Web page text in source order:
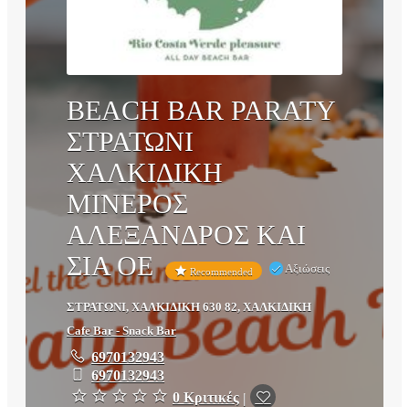
BEACH BAR PARATY
ΣΤΡΑΤΩΝΙ
ΧΑΛΚΙΔΙΚΗ
ΜΙΝΕΡΟΣ
ΑΛΕΞΑΝΔΡΟΣ ΚΑΙ
ΣΙΑ ΟΕ
Recommended Αξιώσεις
ΣΤΡΑΤΩΝΙ, ΧΑΛΚΙΔΙΚΗ 630 82, ΧΑΛΚΙΔΙΚΗ
Cafe Bar - Snack Bar
6970132943
6970132943
0 Κριτικές |